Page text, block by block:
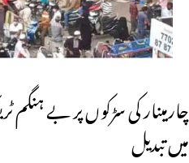
چارمینار کی سڑکوں پر بے ہنگم
میں تبدیل